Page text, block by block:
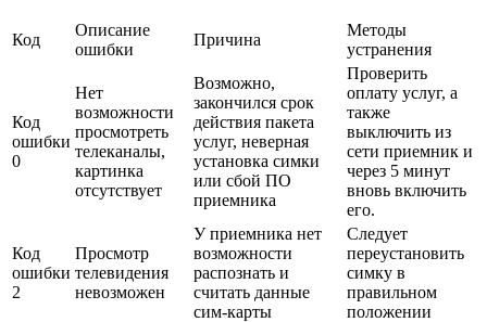
Код
Описание
ошибки
Причина
Методы
устранения
Код
ошибки
0
Нет
возможности
просмотреть
телеканалы,
картинка
отсутствует
Возможно,
закончился срок
действия пакета
услуг, неверная
установка симки
или сбой ПО
приемника
Проверить
оплату услуг, а
также
выключить из
сети приемник и
через 5 минут
вновь включить
его.
Код
ошибки
2
Просмотр
телевидения
невозможен
У приемника нет
возможности
распознать и
считать данные
сим-карты
Следует
переустановить
симку в
правильном
положении